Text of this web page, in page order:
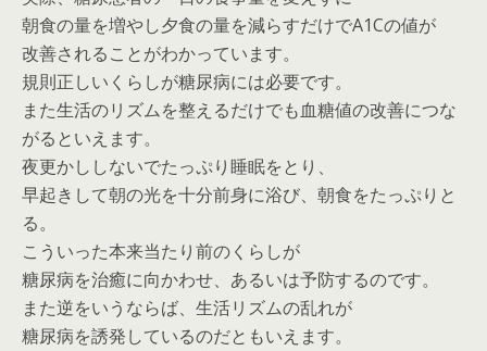
朝食の量を増やし夕食の量を減らすだけでA1Cの値が
改善されることがわかっています。
規則正しいくらしが糖尿病には必要です。
また生活のリズムを整えるだけでも血糖値の改善につな
がるといえます。
夜更かししないでたっぷり睡眠をとり、
早起きして朝の光を十分前身に浴び、朝食をたっぷりと
る。
こういった本来当たり前のくらしが
糖尿病を治癒に向かわせ、あるいは予防するのです。
また逆をいうならば、生活リズムの乱れが
糖尿病を誘発しているのだともいえます。